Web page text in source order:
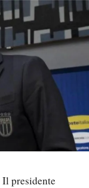
Il presidente